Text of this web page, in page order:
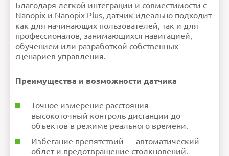
Благодаря легкой интеграции и совместимости с
Nanopix и Nanopix Plus, датчик идеально подходит
как для начинающих пользователей, так и для
профессионалов, занимающихся навигацией,
обучением или разработкой собственных
сценариев управления.
Преимущества и возможности датчика
Точное измерение расстояния —
высокоточный контроль дистанции до
объектов в режиме реального времени.
Избегание препятствий — автоматический
облет и предотвращение столкновений.